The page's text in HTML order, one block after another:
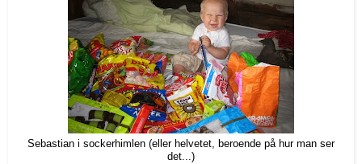
Sebastian i sockerhimlen (eller helvetet, beroende på hur man ser
det...)